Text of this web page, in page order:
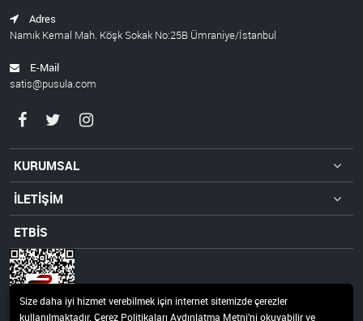
Adres
Namık Kemal Mah. Köşk Sokak No:25B Ümraniye/İstanbul
E-Mail
satis@pusula.com
KURUMSAL
İLETİŞİM
ETBİS
Size daha iyi hizmet verebilmek için internet sitemizde çerezler
kullanılmaktadır. Çerez Politikaları Aydınlatma Metni’ni okuyabilir ve